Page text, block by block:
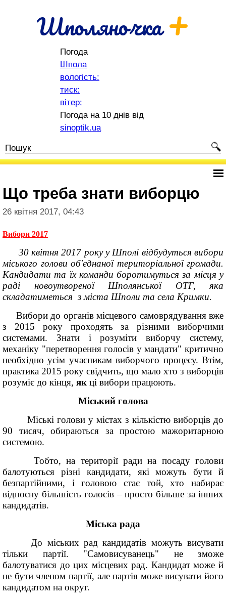
Шполяночка+
Погода
Шпола
вологість:
тиск:
вітер:
Погода на 10 днів від
sinoptik.ua
Що треба знати виборцю
26 квітня 2017, 04:43
Вибори 2017
30 квітня 2017 року у Шполі відбудуться вибори
міського голови об'єднаної територіальної громади.
Кандидати та їх команди боротимуться за місця у
раді новоутвореної Шполянської ОТГ, яка
складатиметься з міста Шполи та села Кримки.
Вибори до органів місцевого самоврядування вже
з 2015 року проходять за різними виборчими
системами. Знати і розуміти виборчу систему,
механіку "перетворення голосів у мандати" критично
необхідно усім учасникам виборчого процесу. Втім,
практика 2015 року свідчить, що мало хто з виборців
розуміє до кінця, як ці вибори працюють.
Міський голова
Міські голови у містах з кількістю виборців до
90 тисяч, обираються за простою мажоритарною
системою.
Тобто, на території ради на посаду голови
балотуються різні кандидати, які можуть бути й
безпартійними, і головою стає той, хто набирає
відносну більшість голосів – просто більше за інших
кандидатів.
Міська рада
До міських рад кандидатів можуть висувати
тільки партії. "Самовисуванець" не зможе
балотуватися до цих місцевих рад. Кандидат може й
не бути членом партії, але партія може висувати його
кандидатом на округ.